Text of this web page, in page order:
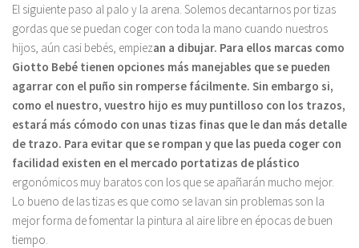
El siguiente paso al palo y la arena. Solemos decantarnos por tizas
gordas que se puedan coger con toda la mano cuando nuestros
hijos, aún casi bebés, empiezan a dibujar. Para ellos marcas como
Giotto Bebé tienen opciones más manejables que se pueden
agarrar con el puño sin romperse fácilmente. Sin embargo si,
como el nuestro, vuestro hijo es muy puntilloso con los trazos,
estará más cómodo con unas tizas finas que le dan más detalle
de trazo. Para evitar que se rompan y que las pueda coger con
facilidad existen en el mercado portatizas de plástico
ergonómicos muy baratos con los que se apañarán mucho mejor.
Lo bueno de las tizas es que como se lavan sin problemas son la
mejor forma de fomentar la pintura al aire libre en épocas de buen
tiempo.